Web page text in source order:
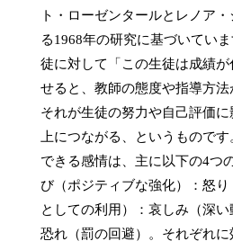
ト・ローゼンタールとレノア
る1968年の研究に基づいてい
徒に対して「この生徒は成績
せると、教師の態度や指導方法
それが生徒の努力や自己評価
上につながる、というもので
できる感情は、主に以下の4つ
び（ポジティブな強化）：怒
としての利用）：哀しみ（深い
恐れ（罰の回避）。それぞれ